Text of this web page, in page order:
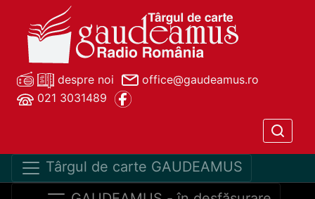
despre noi
office@gaudeamus.ro
021 3031489
Târgul de carte GAUDEAMUS